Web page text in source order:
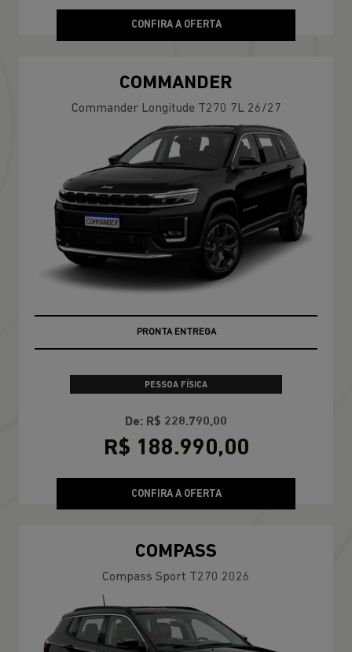
CONFIRA A OFERTA
COMMANDER
Commander Longitude T270 7L 26/27
PRONTA ENTREGA
PESSOA FÍSICA
De: R$ 228.790,00
R$ 188.990,00
CONFIRA A OFERTA
COMPASS
Compass Sport T270 2026